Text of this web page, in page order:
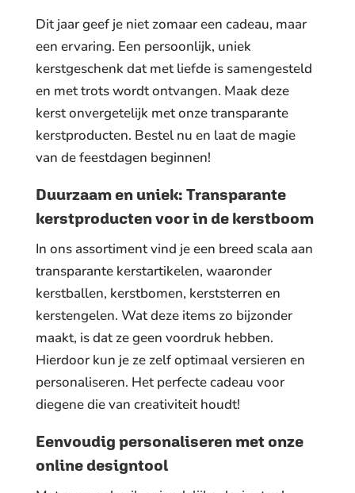
Dit jaar geef je niet zomaar een cadeau, maar
een ervaring. Een persoonlijk, uniek
kerstgeschenk dat met liefde is samengesteld
en met trots wordt ontvangen. Maak deze
kerst onvergetelijk met onze transparante
kerstproducten. Bestel nu en laat de magie
van de feestdagen beginnen!
Duurzaam en uniek: Transparante
kerstproducten voor in de kerstboom
In ons assortiment vind je een breed scala aan
transparante kerstartikelen, waaronder
kerstballen, kerstbomen, kerststerren en
kerstengelen. Wat deze items zo bijzonder
maakt, is dat ze geen voordruk hebben.
Hierdoor kun je ze zelf optimaal versieren en
personaliseren. Het perfecte cadeau voor
diegene die van creativiteit houdt!
Eenvoudig personaliseren met onze
online designtool